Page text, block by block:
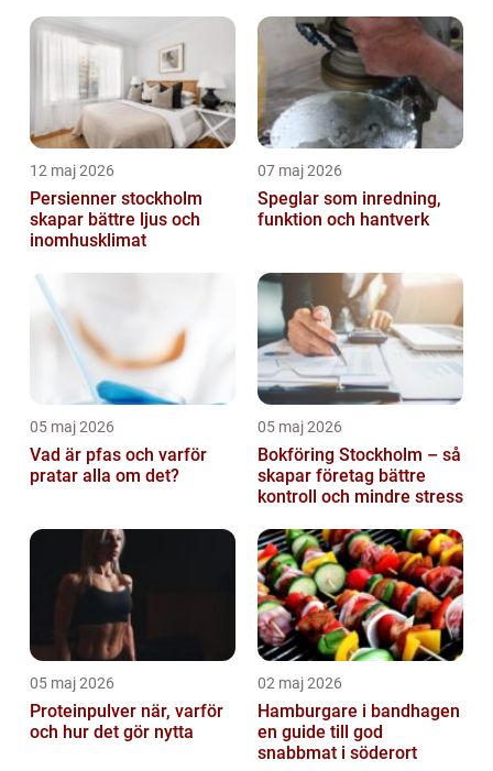
12 maj 2026
Persienner stockholm
skapar bättre ljus och
inomhusklimat
07 maj 2026
Speglar som inredning,
funktion och hantverk
05 maj 2026
Vad är pfas och varför
pratar alla om det?
05 maj 2026
Bokföring Stockholm – så
skapar företag bättre
kontroll och mindre stress
05 maj 2026
Proteinpulver när, varför
och hur det gör nytta
02 maj 2026
Hamburgare i bandhagen
en guide till god
snabbmat i söderort